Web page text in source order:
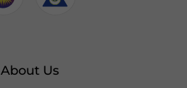
About Us